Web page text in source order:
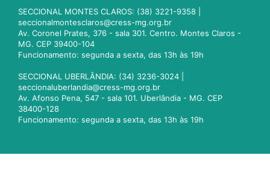
SECCIONAL MONTES CLAROS: (38) 3221-9358 |
seccionalmontesclaros@cress-mg.org.br
Av. Coronel Prates, 376 - sala 301. Centro. Montes Claros -
MG. CEP 39400-104
Funcionamento: segunda a sexta, das 13h às 19h
SECCIONAL UBERLÂNDIA: (34) 3236-3024 |
seccionaluberlandia@cress-mg.org.br
Av. Afonso Pena, 547 - sala 101. Uberlândia - MG. CEP
38400-128
Funcionamento: segunda a sexta, das 13h às 19h